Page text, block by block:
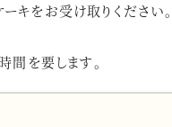
ーキをお受け取りください。
を要します。